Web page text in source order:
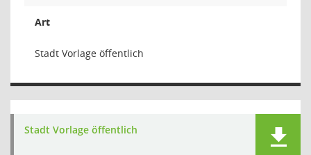
Art
Stadt Vorlage öffentlich
Stadt Vorlage öffentlich